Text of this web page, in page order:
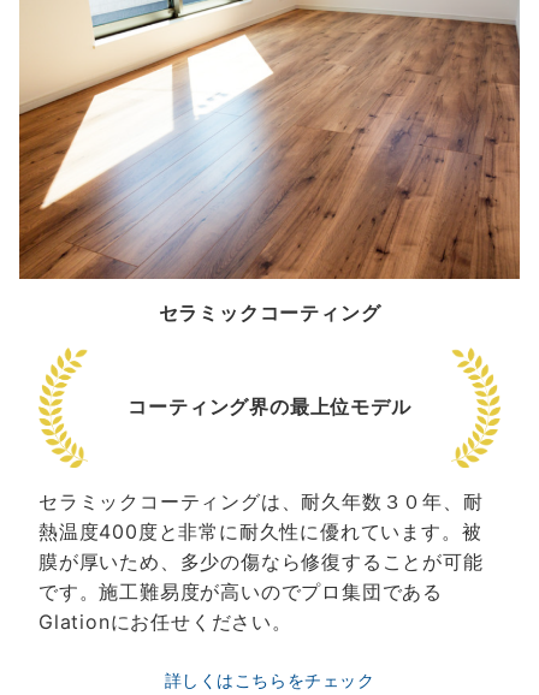
セラミックコーティング
コーティング界の最上位モデル
セラミックコーティングは、耐久年数３０年、耐
熱温度400度と非常に耐久性に優れています。被
膜が厚いため、多少の傷なら修復することが可能
です。施工難易度が高いのでプロ集団である
Glationにお任せください。
詳しくはこちらをチェック